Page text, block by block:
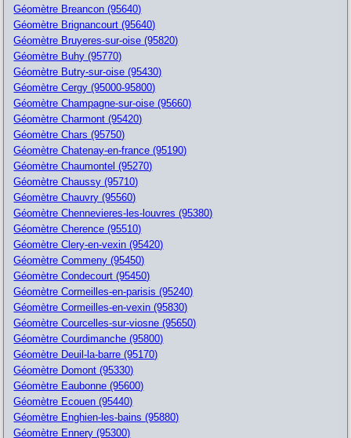
Géomètre Breancon (95640)
Géomètre Brignancourt (95640)
Géomètre Bruyeres-sur-oise (95820)
Géomètre Buhy (95770)
Géomètre Butry-sur-oise (95430)
Géomètre Cergy (95000-95800)
Géomètre Champagne-sur-oise (95660)
Géomètre Charmont (95420)
Géomètre Chars (95750)
Géomètre Chatenay-en-france (95190)
Géomètre Chaumontel (95270)
Géomètre Chaussy (95710)
Géomètre Chauvry (95560)
Géomètre Chennevieres-les-louvres (95380)
Géomètre Cherence (95510)
Géomètre Clery-en-vexin (95420)
Géomètre Commeny (95450)
Géomètre Condecourt (95450)
Géomètre Cormeilles-en-parisis (95240)
Géomètre Cormeilles-en-vexin (95830)
Géomètre Courcelles-sur-viosne (95650)
Géomètre Courdimanche (95800)
Géomètre Deuil-la-barre (95170)
Géomètre Domont (95330)
Géomètre Eaubonne (95600)
Géomètre Ecouen (95440)
Géomètre Enghien-les-bains (95880)
Géomètre Ennery (95300)